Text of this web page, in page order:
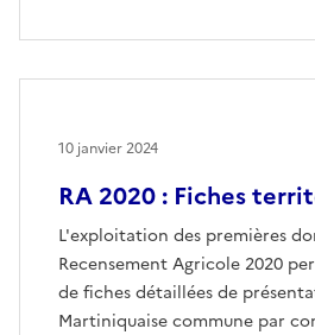
RA 2020 : Fiches
L'exploitation des premières
Recensement Agricole 2020
de fiches détaillées de
Martiniquaise commune par
10 janvier 2024